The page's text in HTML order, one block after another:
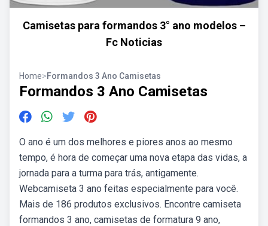
Camisetas para formandos 3° ano modelos –
Fc Noticias
Home>Formandos 3 Ano Camisetas
Formandos 3 Ano Camisetas
O ano é um dos melhores e piores anos ao mesmo
tempo, é hora de começar uma nova etapa das vidas, a
jornada para a turma para trás, antigamente.
Webcamiseta 3 ano feitas especialmente para você.
Mais de 186 produtos exclusivos. Encontre camiseta
formandos 3 ano, camisetas de formatura 9 ano,